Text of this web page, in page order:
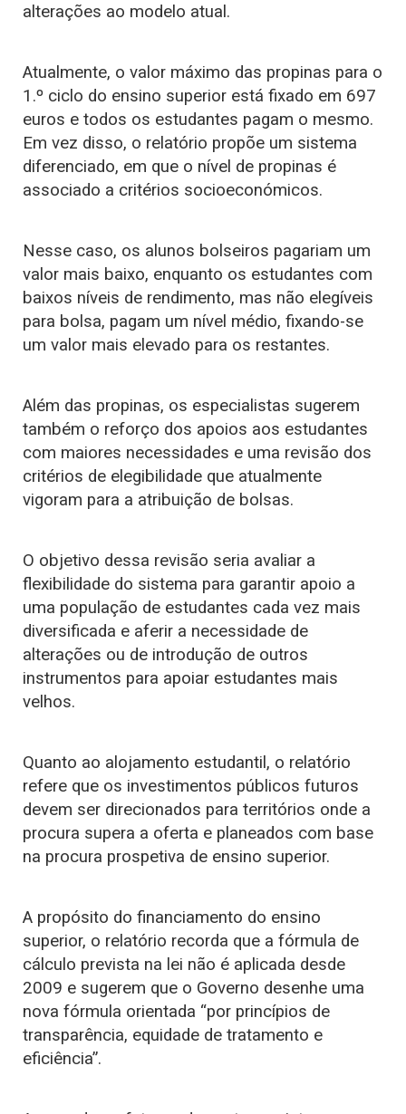
alterações ao modelo atual.
Atualmente, o valor máximo das propinas para o
1.º ciclo do ensino superior está fixado em 697
euros e todos os estudantes pagam o mesmo.
Em vez disso, o relatório propõe um sistema
diferenciado, em que o nível de propinas é
associado a critérios socioeconómicos.
Nesse caso, os alunos bolseiros pagariam um
valor mais baixo, enquanto os estudantes com
baixos níveis de rendimento, mas não elegíveis
para bolsa, pagam um nível médio, fixando-se
um valor mais elevado para os restantes.
Além das propinas, os especialistas sugerem
também o reforço dos apoios aos estudantes
com maiores necessidades e uma revisão dos
critérios de elegibilidade que atualmente
vigoram para a atribuição de bolsas.
O objetivo dessa revisão seria avaliar a
flexibilidade do sistema para garantir apoio a
uma população de estudantes cada vez mais
diversificada e aferir a necessidade de
alterações ou de introdução de outros
instrumentos para apoiar estudantes mais
velhos.
Quanto ao alojamento estudantil, o relatório
refere que os investimentos públicos futuros
devem ser direcionados para territórios onde a
procura supera a oferta e planeados com base
na procura prospetiva de ensino superior.
A propósito do financiamento do ensino
superior, o relatório recorda que a fórmula de
cálculo prevista na lei não é aplicada desde
2009 e sugerem que o Governo desenhe uma
nova fórmula orientada “por princípios de
transparência, equidade de tratamento e
eficiência”.